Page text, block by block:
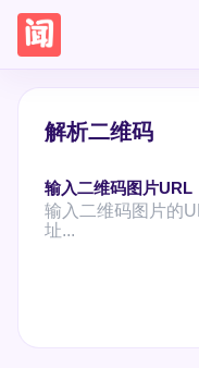
解析二维码
输入二维码图片URL